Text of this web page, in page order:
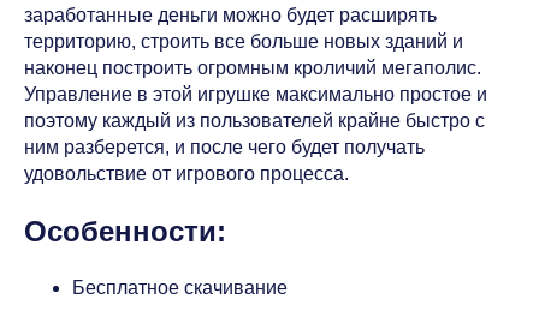
заработанные деньги можно будет расширять
территорию, строить все больше новых зданий и
наконец построить огромным кроличий мегаполис.
Управление в этой игрушке максимально простое и
поэтому каждый из пользователей крайне быстро с
ним разберется, и после чего будет получать
удовольствие от игрового процесса.
Особенности:
Бесплатное скачивание